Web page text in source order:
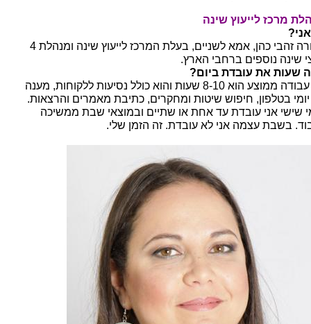
מרכז לייעוץ שינה
דבורה זהבי כהן, אמא לשניים, בעלת המרכז לייעוץ שינה ומנהלת 4
שינה נוספים ברחבי הארץ.
שעות את עובדת ביום?
יום עבודה ממוצע הוא 8-10 שעות והוא כולל נסיעות ללקוחות, מענה
יומי בטלפון, חיפוש שיטות ומחקרים, כתיבת מאמרים והרצאות.
שישי אני עובדת עד אחת או שתיים ובמוצאי שבת ממשיכה
בשבת עצמה אני לא עובדת. זה הזמן שלי.